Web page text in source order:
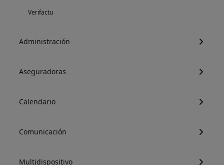
Verifactu
Administración
Aseguradoras
Calendario
Comunicación
Multidispositivo